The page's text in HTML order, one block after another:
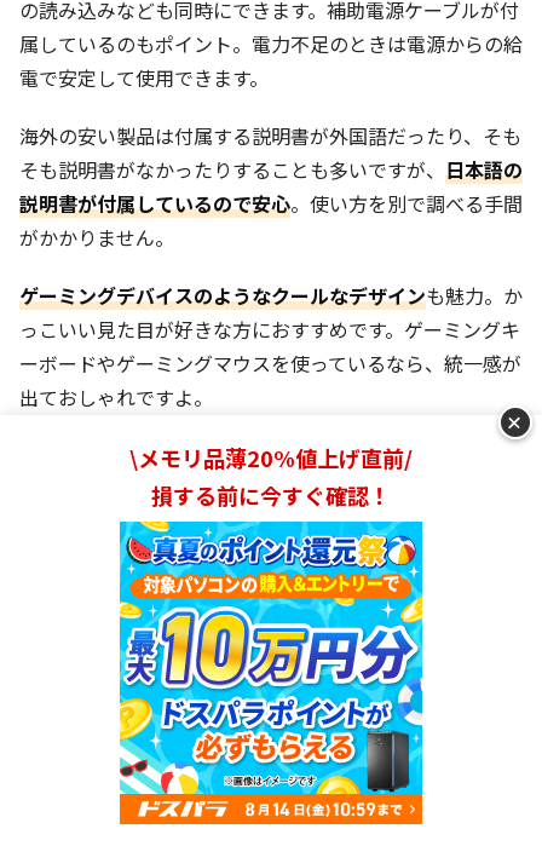
ランキングを見る
の読み込みなども同時にできます。補助電源ケーブルが付
属しているのもポイント。電力不足のときは電源からの給
電で安定して使用できます。
海外の安い製品は付属する説明書が外国語だったり、そも
そも説明書がなかったりすることも多いですが、 日本語の
説明書が付属しているので安心。使い方を別で調べる手間
がかかりません。
ゲーミングデバイスのようなクールなデザインも魅力。か
っこいい見た目が好きな方におすすめです。ゲーミングキ
ーボードやゲーミングマウスを使っているなら、統一感が
出ておしゃれですよ。
Windows 11・Windows 10・Windows 8.1・Windows 8・
Windows 7・Windows 2003・Windows 2000・Windows
XP・Windows Vista・macOS・Linux
-
USB Type-A（3.0）・Type-C
AndroidTV対応 -
DVD-R・DVD+R・DVD-RW・DVD+RW・DVD-RAM・CD-R・
CD-RW・CD-ROM
CD：最大24倍速
DVD：最大8倍速
320g
縦16×横15×厚さ2cm
+
\メモリ品薄20%値上げ直前/
損する前に今すぐ確認！